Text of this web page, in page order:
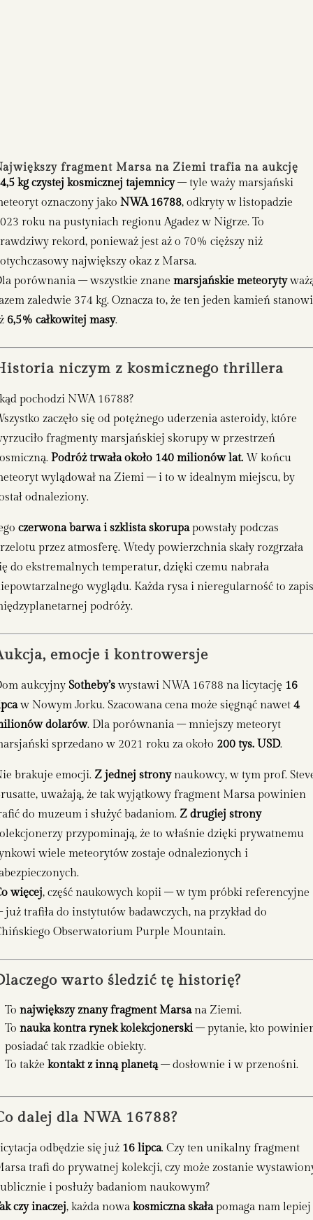
fragment Marsa na Ziemi trafia na aukcję
kg czystej kosmicznej tajemnicy– tyle waży marsjański
oznaczony jakoNWA 16788, odkryty w listopadzie
roku na pustyniach regionu Agadez w Nigrze. To
rekord, ponieważ jest aż o 70% cięższy niż
największy okaz z Marsa.
porównania – wszystkie znanemarsjańskie meteoryty
zaledwie 374 kg. Oznacza to, że ten jeden kamień stanowi
6,5% całkowitej masy.
niczym z kosmicznego thrillera
pochodzi NWA 16788?
zaczęło się od potężnego uderzenia asteroidy, które
fragmenty marsjańskiej skorupy w przestrzeń
Podróż trwała około 140 milionów lat. W końcu
wylądował na Ziemi – i to w idealnym miejscu, by
odnaleziony.
czerwona barwa i szklista skorupapowstały podczas
przez atmosferę. Wtedy powierzchnia skały rozgrzała
do ekstremalnych temperatur, dzięki czemu nabrała
wyglądu. Każda rysa i nieregularność to
podróży.
emocje i kontrowersje
aukcyjnySotheby’s wystawi NWA 16788 na licytację 16
w Nowym Jorku. Szacowana cena może sięgnąć nawet4
dolarów. Dla porównania – mniejszy meteoryt
sprzedano w 2021 roku za około 200 tys. USD.
brakuje emocji.Z jednej stronynaukowcy, w tym prof.
uważają, że tak wyjątkowy fragment Marsa powinien
do muzeum i służyć badaniom.Z drugiej strony
przypominają, że to właśnie dzięki prywatnemu
wiele meteorytów zostaje odnalezionych i
więcej, część naukowych kopii – w tym próbki referencyjne
już trafiła do instytutów badawczych, na przykład do
Obserwatorium Purple Mountain.
warto śledzić tę historię?
Tonajwiększy znany fragment Marsana Ziemi.
Tonauka kontra rynek kolekcjonerski– pytanie, kto
posiadać tak rzadkie obiekty.
To takżekontakt z inną planetą– dosłownie i w przenośni.
dalej dla NWA 16788?
odbędzie się już 16 lipca. Czy ten unikalny fragment
trafi do prywatnej kolekcji, czy może zostanie
i posłuży badaniom naukowym?
czy inaczej, każda nowakosmiczna skałapomaga nam lepiej